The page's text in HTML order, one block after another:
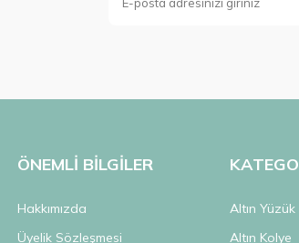
ÖNEMLİ BİLGİLER
Hakkımızda
Üyelik Sözleşmesi
Altın Yüzük
Altın Kolye